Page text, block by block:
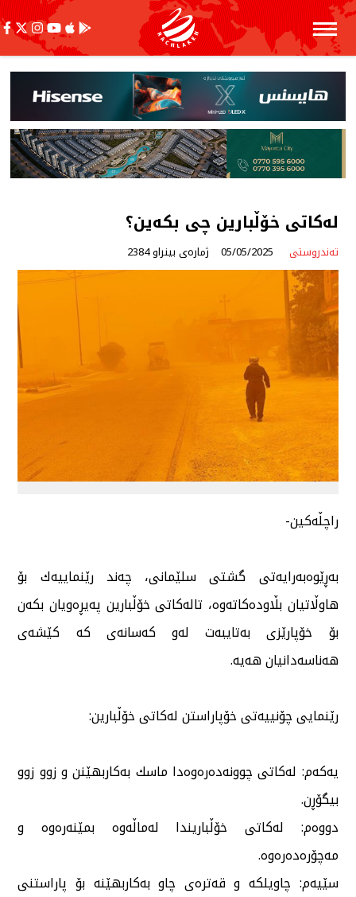
لەكاتی خۆڵبارین چی بكەین؟
تەندروستی 05/05/2025 ژمارەی بینراو 2384
راچڵەكین-
بەڕێوەبەرایەتی گشتی سلێمانی، چەند رێنماییەك بۆ
هاوڵاتیان بڵاودەكاتەوە، تالەكاتی خۆڵبارین پەیڕەویان بكەن
بۆ خۆپارێزی بەتایبەت لەو كەسانەی كە كێشەی
هەناسەدانیان هەیە.
رێنمایی چۆنییەتی خۆپاراستن لەكاتی خۆڵبارین:
یەكەم: لەكاتی چوونەدەرەوەدا ماسك بەكاربهێنن و زوو زوو
بیگۆڕن.
دووەم: لەكاتی خۆڵباریندا لەماڵەوە بمێنەرەوە و
مەچۆرەدەرەوە.
سێیەم: چاویلكە و قەترەی چاو بەكاربهێنە بۆ پاراستنی